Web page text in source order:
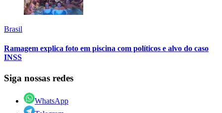
Brasil
Ramagem explica foto em piscina com políticos e alvo do caso
INSS
Siga nossas redes
WhatsApp